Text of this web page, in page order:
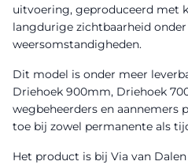
uitvoering, geproduceerd met
langdurige zichtbaarheid onder
weersomstandigheden.
Dit model is onder meer
Driehoek 900mm, Driehoek
wegbeheerders en aannemers
toe bij zowel permanente als
Het product is bij Via van